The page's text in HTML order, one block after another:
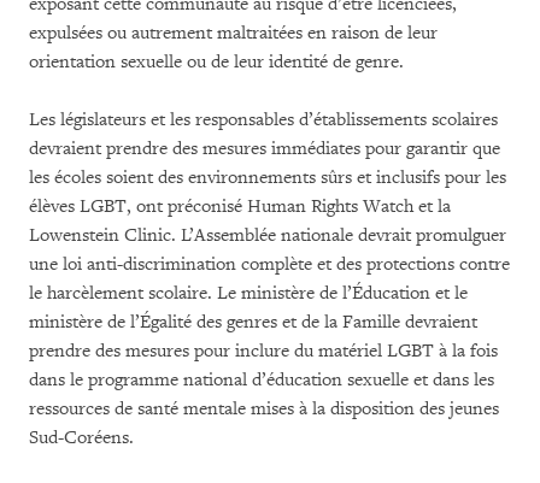
expulsées ou autrement maltraitées en raison de leur
orientation sexuelle ou de leur identité de genre.
Les législateurs et les responsables d’établissements scolaires
devraient prendre des mesures immédiates pour garantir que
les écoles soient des environnements sûrs et inclusifs pour les
élèves LGBT, ont préconisé Human Rights Watch et la
Lowenstein Clinic. L’Assemblée nationale devrait promulguer
une loi anti-discrimination complète et des protections contre
le harcèlement scolaire. Le ministère de l’Éducation et le
ministère de l’Égalité des genres et de la Famille devraient
prendre des mesures pour inclure du matériel LGBT à la fois
dans le programme national d’éducation sexuelle et dans les
ressources de santé mentale mises à la disposition des jeunes
Sud-Coréens.